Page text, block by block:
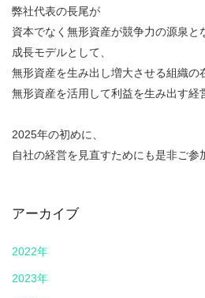
弊社代表の長尾が
資本でなく無形資産が競争力の源泉と
成長モデルとして、
無形資産を生み出し増大させる組織の
無形資産を活用して利益を生み出す経
2025年の初めに、
自社の経営を見直すためにも是非ご参
アーカイブ
2022年
2023年